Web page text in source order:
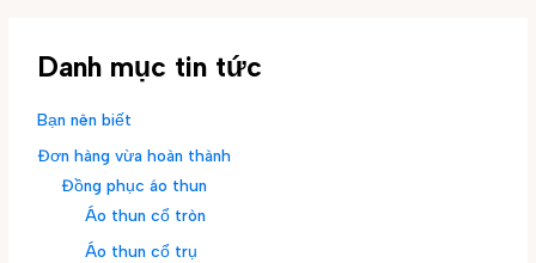
Danh mục tin tức
Bạn nên biết
Đơn hàng vừa hoàn thành
Đồng phục áo thun
Áo thun cổ tròn
Áo thun cổ trụ